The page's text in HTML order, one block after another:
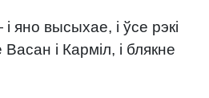
яно высыхае, і ўсе рэкі
і Карміл, і блякне